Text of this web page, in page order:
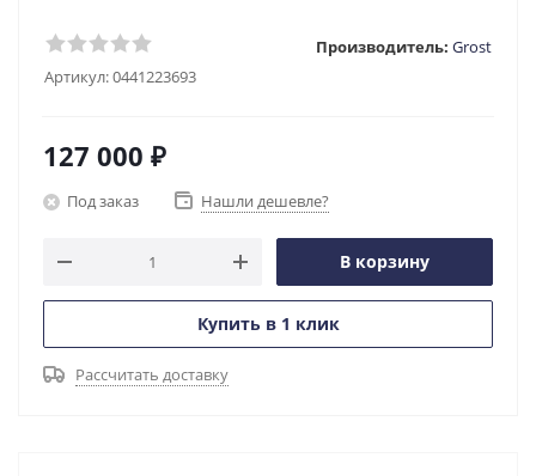
Артикул:0441223693
Производитель: Grost
127 000 ₽
Под заказ Нашли дешевле?
В корзину
Купить в 1 клик
Рассчитать доставку